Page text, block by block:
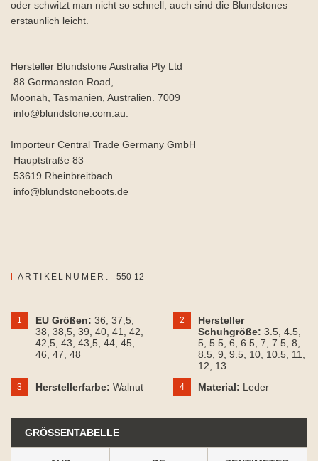
oder schwitzt man nicht so schnell, auch sind die Blundstones
erstaunlich leicht.
Hersteller Blundstone Australia Pty Ltd
88 Gormanston Road,
Moonah, Tasmanien, Australien. 7009
info@blundstone.com.au.
Importeur Central Trade Germany GmbH
Hauptstraße 83
53619 Rheinbreitbach
info@blundstoneboots.de
ARTIKELNUMER: 550-12
1 EU Größen: 36 , 37,5
38 , 38,5 , 39 , 40 , 41 , 42
42,5 , 43 , 43,5 , 44 , 45
46 , 47 , 48
2
Hersteller
Schuhgröße: 3.5 , 4.5
5 , 5.5 , 6 , 6.5 , 7 , 7.5 , 8
8.5 , 9 , 9.5 , 10 , 10.5 , 11
12 , 13
3 Herstellerfarbe: Walnut 4 Material: Leder
GRÖSSENTABELLE